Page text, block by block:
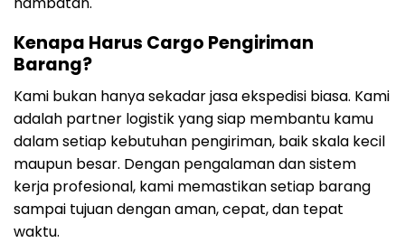
Kenapa Harus Cargo Pengiriman
Barang?
Kami bukan hanya sekadar jasa ekspedisi biasa. Kami
adalah partner logistik yang siap membantu kamu
dalam setiap kebutuhan pengiriman, baik skala kecil
maupun besar. Dengan pengalaman dan sistem
kerja profesional, kami memastikan setiap barang
sampai tujuan dengan aman, cepat, dan tepat
waktu.